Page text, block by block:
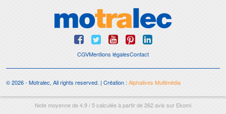
CGVMentions légalesContact
© 2026 - Motralec, All rights reserved. | Création : Alphalives Multimédia
Note moyenne de4.9/5calculée à partir de262avis sur Ekomi